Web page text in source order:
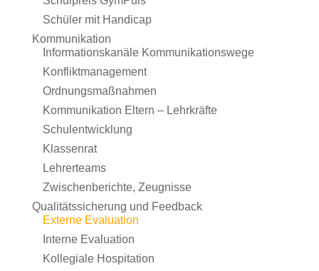
Schüler mit Handicap
Kommunikation
Informationskanäle Kommunikationswege
Konfliktmanagement
Ordnungsmaßnahmen
Kommunikation Eltern – Lehrkräfte
Schulentwicklung
Klassenrat
Lehrerteams
Zwischenberichte, Zeugnisse
Qualitätssicherung und Feedback
Externe Evaluation
Interne Evaluation
Kollegiale Hospitation